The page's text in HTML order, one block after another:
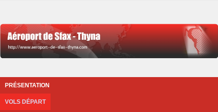
PRÉSENTATION
VOLS DÉPART